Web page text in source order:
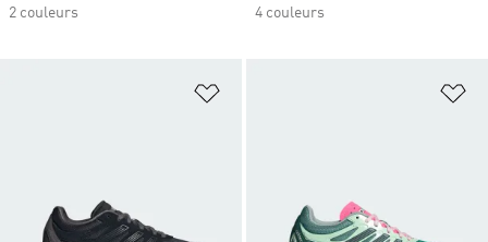
2 couleurs
4 couleurs
Ajouter à la Liste de produits